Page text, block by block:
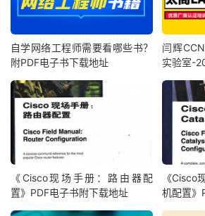
自学网络工程师需要看哪些书？
附PDF电子书下载地址
闫辉
实验室-
《Cisco现场手册：路由器配
置》PDF电子书附下载地址
《Cisco
机配置》